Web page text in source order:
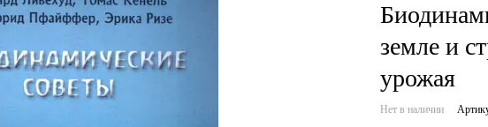
земле и
урожая
Нет в наличии